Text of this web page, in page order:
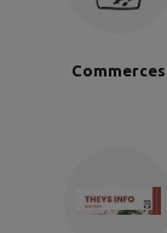
Commerces